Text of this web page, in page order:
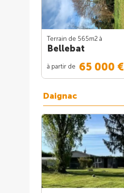
Terrain de 565m2 à
Bellebat
à partir de 65 000 €
Daignac